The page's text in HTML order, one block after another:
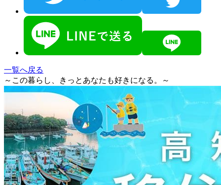
一覧へ戻る
～この暮らし、きっとあなたも好きになる。～